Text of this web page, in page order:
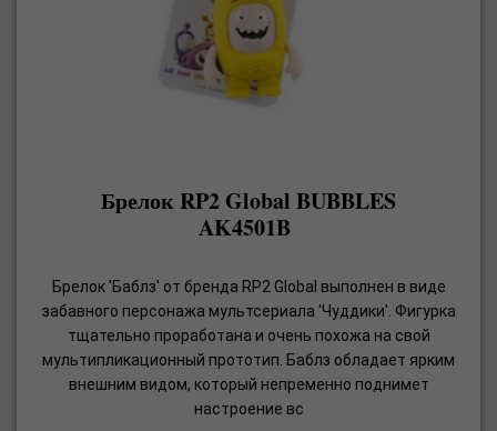
Брелок RP2 Global BUBBLES
AK4501B
Брелок 'Баблз' от бренда RP2 Global выполнен в виде
забавного персонажа мультсериала 'Чуддики'. Фигурка
тщательно проработана и очень похожа на свой
мультипликационный прототип. Баблз обладает ярким
внешним видом, который непременно поднимет
настроение вс